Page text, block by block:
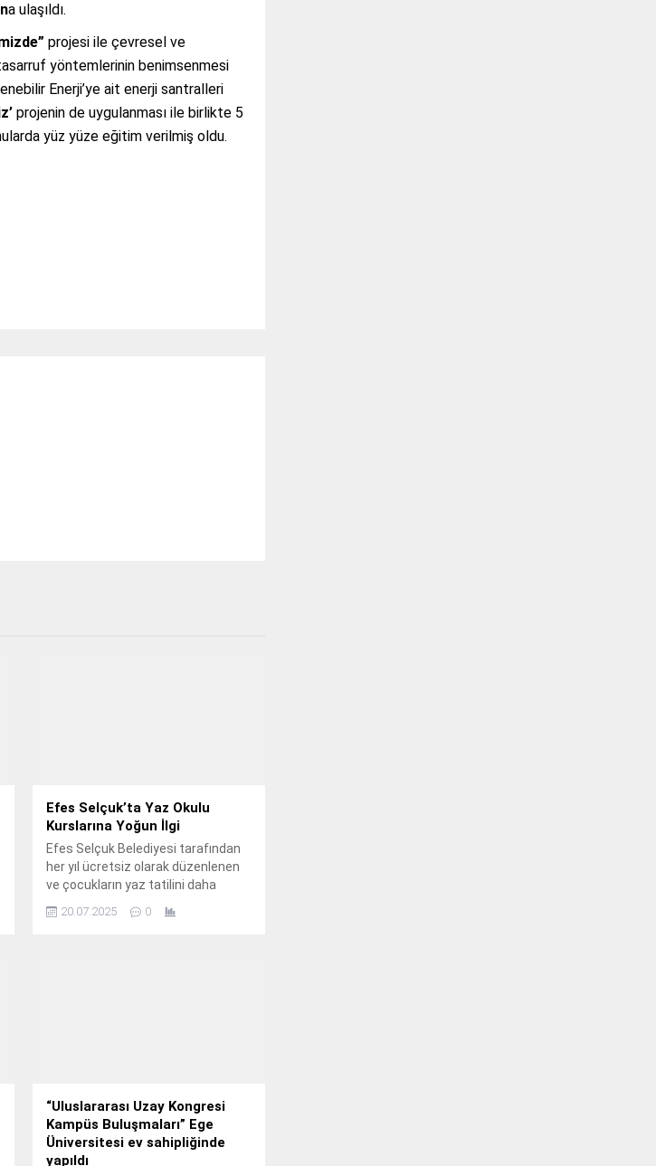
a ulaşıldı.
projesi ile çevresel ve
yöntemlerinin benimsenmesi
Enerji’ye ait enerji santralleri
projenin de uygulanması ile birlikte 5
yüz yüze eğitim verilmiş oldu.
Efes Selçuk’ta Yaz Okulu
Kurslarına Yoğun İlgi
Efes Selçuk Belediyesi tarafından
her yıl ücretsiz olarak düzenlenen
ve çocukların yaz tatilini daha
verimli, eğlenceli ve öğretici
geçirmesini amaçlayan yaz okulu
20.07.2025 0
“Uluslararası Uzay Kongresi
Kampüs Buluşmaları” Ege
Üniversitesi ev sahipliğinde
yapıldı